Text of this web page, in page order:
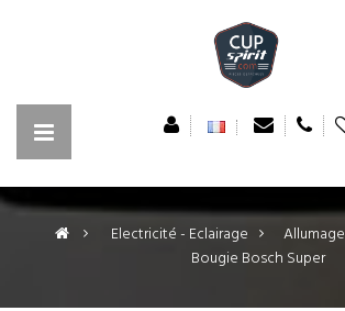
> Electricité - Eclairage > Allumage
Bougie Bosch Super